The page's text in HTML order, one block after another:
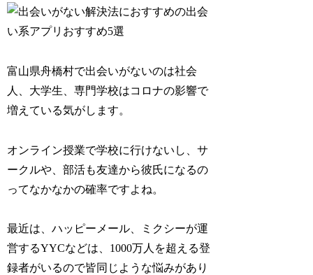
富山県舟橋村で出会いがないのは社会
人、大学生、専門学校はコロナの影響で
増えている気がします。
オンライン授業で学校に行けないし、サ
ークルや、部活も友達から彼氏になるの
ってなかなかの確率ですよね。
最近は、ハッピーメール、ミクシーが運
営するYYCなどは、1000万人を超える登
録者がいるので皆同じような悩みがあり